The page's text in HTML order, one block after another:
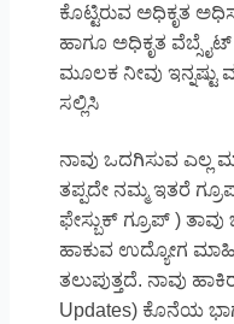
ಕೊಟ್ಟಿರುವ ಅಧಿಕೃತ
ಹಾಗೂ ಅಧಿಕೃತ
ಮೂಲಕ ನೀವು
ಸಲ್ಲಿಸಿ
ನಾವು ಒದಗಿಸುವ ಎಲ್ಲ
ತಪ್ಪದೇ ನಮ್ಮ ಇತರೆ
ಫೇಸ್ಬುಕ್ ಗ್ರೂಪ್ )
ಹಾಕುವ ಉದ್ಯೋಗ
ತಲುಪುತ್ತದೆ. ನಾವು
Updates) ಕೊನೆಯ